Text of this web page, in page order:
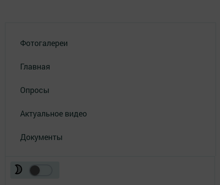
Фотогалереи
Главная
Опросы
Актуальное видео
Документы